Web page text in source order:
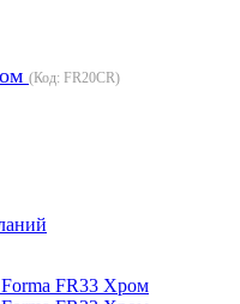
(Код: FR20CR)